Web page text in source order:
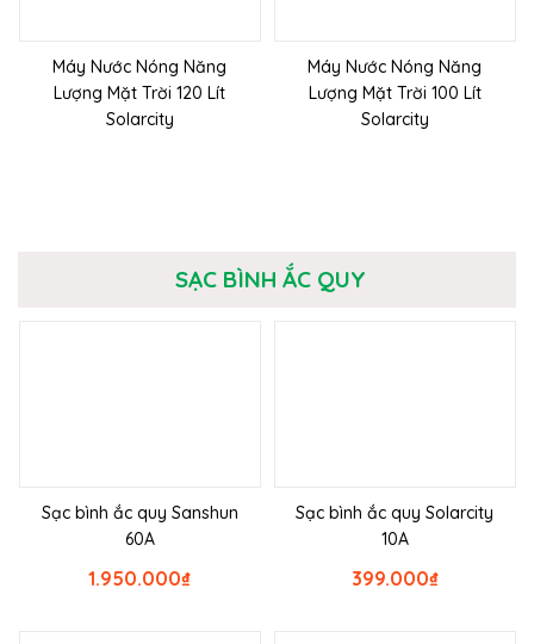
Máy Nước Nóng Năng
Lượng Mặt Trời 120 Lít
Solarcity
Máy Nước Nóng Năng
Lượng Mặt Trời 100 Lít
Solarcity
SẠC BÌNH ẮC QUY
Sạc bình ắc quy Sanshun
60A
₫
1.950.000
Sạc bình ắc quy Solarcity
10A
₫
399.000